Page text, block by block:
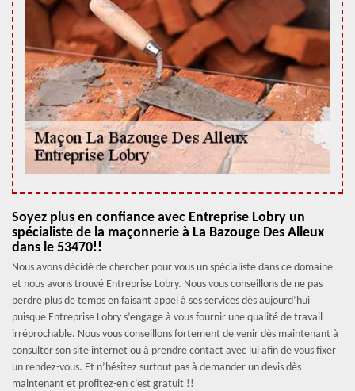
Soyez plus en confiance avec Entreprise Lobry un
spécialiste de la maçonnerie à La Bazouge Des Alleux
dans le 53470!!
Nous avons décidé de chercher pour vous un spécialiste dans ce domaine
et nous avons trouvé Entreprise Lobry. Nous vous conseillons de ne pas
perdre plus de temps en faisant appel à ses services dès aujourd’hui
puisque Entreprise Lobry s’engage à vous fournir une qualité de travail
irréprochable. Nous vous conseillons fortement de venir dès maintenant à
consulter son site internet ou à prendre contact avec lui afin de vous fixer
un rendez-vous. Et n’hésitez surtout pas à demander un devis dès
maintenant et profitez-en c’est gratuit !!